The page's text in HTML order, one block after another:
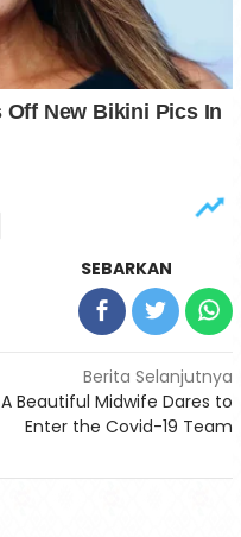
SEBARKAN
Berita Selanjutnya
A Beautiful Midwife Dares to
Enter the Covid-19 Team